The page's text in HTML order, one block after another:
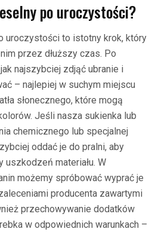
po uroczystości?
uroczystości to istotny krok, który
przez dłuższy czas. Po
najszybciej zdjąć ubranie i
– najlepiej w suchym miejscu
słonecznego, które mogą
Jeśli nasza sukienka lub
chemicznego lub specjalnej
oddać je do pralni, aby
uszkodzeń materiału. W
możemy spróbować wyprać je
producenta zawartymi
przechowywanie dodatków
w odpowiednich warunkach –